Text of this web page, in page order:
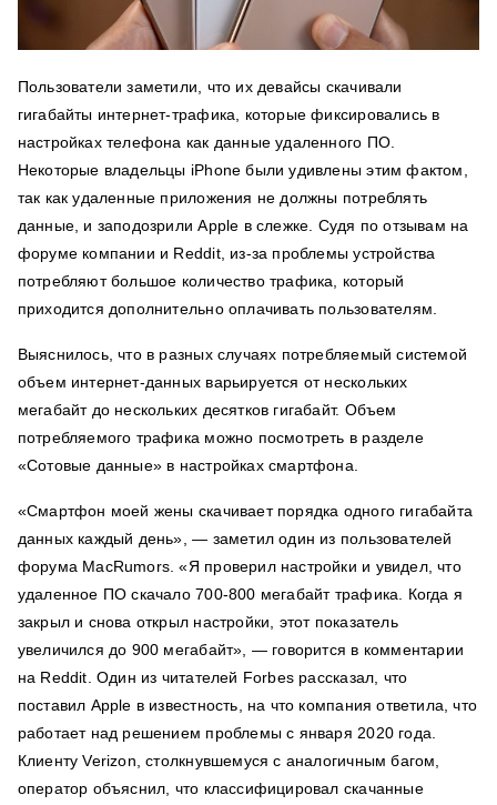
Пользователи заметили, что их девайсы скачивали
гигабайты интернет-трафика, которые фиксировались в
настройках телефона как данные удаленного ПО.
Некоторые владельцы iPhone были удивлены этим фактом,
так как удаленные приложения не должны потреблять
данные, и заподозрили Apple в слежке. Судя по отзывам на
форуме компании и Reddit, из-за проблемы устройства
потребляют большое количество трафика, который
приходится дополнительно оплачивать пользователям.
Выяснилось, что в разных случаях потребляемый системой
объем интернет-данных варьируется от нескольких
мегабайт до нескольких десятков гигабайт. Объем
потребляемого трафика можно посмотреть в разделе
«Сотовые данные» в настройках смартфона.
«Смартфон моей жены скачивает порядка одного гигабайта
данных каждый день», — заметил один из пользователей
форума MacRumors. «Я проверил настройки и увидел, что
удаленное ПО скачало 700-800 мегабайт трафика. Когда я
закрыл и снова открыл настройки, этот показатель
увеличился до 900 мегабайт», — говорится в комментарии
на Reddit. Один из читателей Forbes рассказал, что
поставил Apple в известность, на что компания ответила, что
работает над решением проблемы с января 2020 года.
Клиенту Verizon, столкнувшемуся с аналогичным багом,
оператор объяснил, что классифицировал скачанные